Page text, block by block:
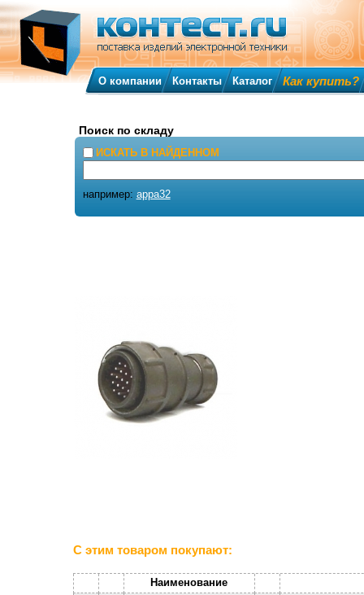
С этим товаром покупают:
Наименование
О компании Контакты Каталог Как купить?
Поиск по складу
ИСКАТЬ В НАЙДЕННОМ
например: appa32